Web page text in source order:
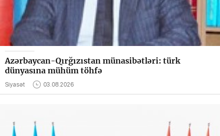
Azərbaycan-Qırğızıstan münasibətləri: türk
dünyasına mühüm töhfə
Siyasət 03.08.2026